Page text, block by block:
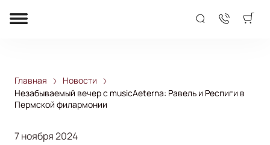
Главная
Новости
Незабываемый вечер с musicAeterna: Равель и Респиги в
Пермской филармонии
7 ноября 2024